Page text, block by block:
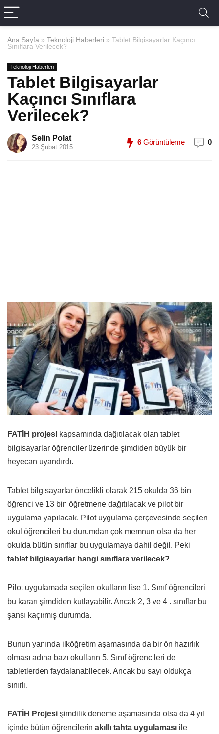
Ana Sayfa » Teknoloji Haberleri » Tablet Bilgisayarlar Kaçıncı
Sınıflara Verilecek?
Teknoloji Haberleri
Tablet Bilgisayarlar
Kaçıncı Sınıflara
Verilecek?
Selin Polat
23 Şubat 2015
6 Görüntüleme 0
FATİH projesi kapsamında dağıtılacak olan tablet
bilgisayarlar öğrenciler üzerinde şimdiden büyük bir
heyecan uyandırdı.
Tablet bilgisayarlar öncelikli olarak 215 okulda 36 bin
öğrenci ve 13 bin öğretmene dağıtılacak ve pilot bir
uygulama yapılacak. Pilot uygulama çerçevesinde seçilen
okul öğrencileri bu durumdan çok memnun olsa da her
okulda bütün sınıflar bu uygulamaya dahil değil. Peki
tablet bilgisayarlar hangi sınıflara verilecek?
Pilot uygulamada seçilen okulların lise 1. Sınıf öğrencileri
bu kararı şimdiden kutlayabilir. Ancak 2, 3 ve 4 . sınıflar bu
şansı kaçırmış durumda.
Bunun yanında ilköğretim aşamasında da bir ön hazırlık
olması adına bazı okulların 5. Sınıf öğrencileri de
tabletlerden faydalanabilecek. Ancak bu sayı oldukça
sınırlı.
FATİH Projesi şimdilik deneme aşamasında olsa da 4 yıl
içinde bütün öğrencilerin akıllı tahta uygulaması ile